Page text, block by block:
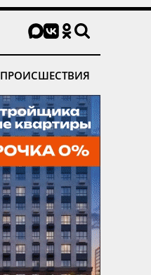
ПРОИСШЕСТВИЯ